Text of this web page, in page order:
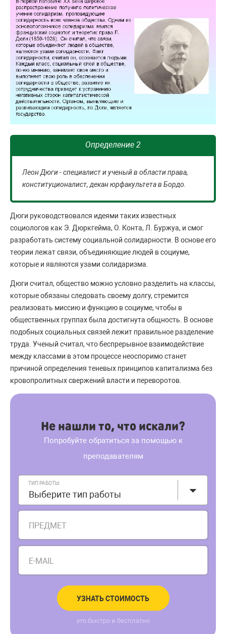
Определение 2
Леон Дюги - специалист и ученый в области права,
конституционалист, декан юрфакультета в Бордо.
Дюги руководствовался идеями таких известных
социологов как Э. Дюркгейма, О. Конта, Л. Буржуа, и смог
разработать систему социальной солидарности. В основе его
теории лежат связи, объединяющие людей в социуме,
которые и являются узами солидаризма.
Дюги считал, общество можно условно разделить на классы,
которые обязаны следовать своему долгу, стремится
реализовать миссию и функцию в социуме, чтобы в
общественных группах была достигнута общность. В основе
подобных социальных связей лежит правильное разделение
труда. Ученый считал, что беспрерывное взаимодействие
между классами в этом процессе неоспоримо станет
причиной определения теневых принципов капитализма без
кровопролитных свержений власти и переворотов.
Не нашли то, что искали?
Попробуйте обратиться за помощью к
преподавателям
ТИП РАБОТЫ
Выберите тип работы
ПРЕДМЕТ
E-MAIL
УЗНАТЬ СТОИМОСТЬ
это быстро и бесплатно